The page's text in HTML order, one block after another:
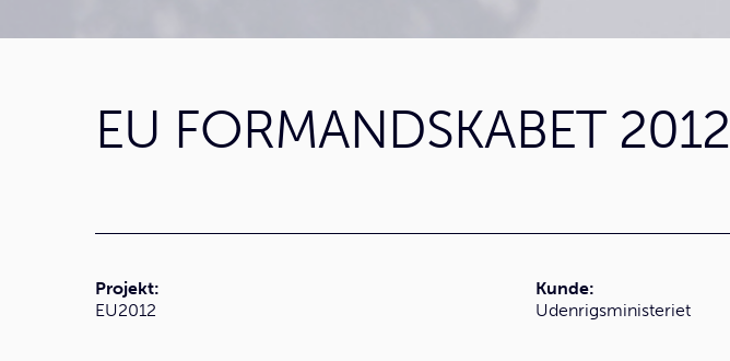
EU FORMANDSKABET 2012
Projekt:
EU2012
Kunde:
Udenrigsministeriet